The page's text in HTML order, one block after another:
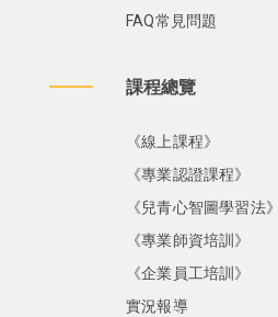
FAQ常見問題
課程總覽
《線上課程》
《專業認證課程》
《兒青心智圖學習法》
《專業師資培訓》
《企業員工培訓》
實況報導